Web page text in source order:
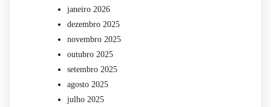
janeiro 2026
dezembro 2025
novembro 2025
outubro 2025
setembro 2025
agosto 2025
julho 2025